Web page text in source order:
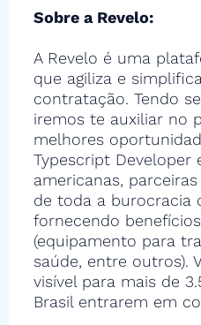
Sobre a Revelo:
A Revelo é uma
que agiliza e
contratação. Tendo
iremos te auxiliar no
melhores
Typescript Developer
americanas,
de toda a burocracia
fornecendo
(equipamento para
saúde, entre outros).
visível para mais de
Brasil entrarem em